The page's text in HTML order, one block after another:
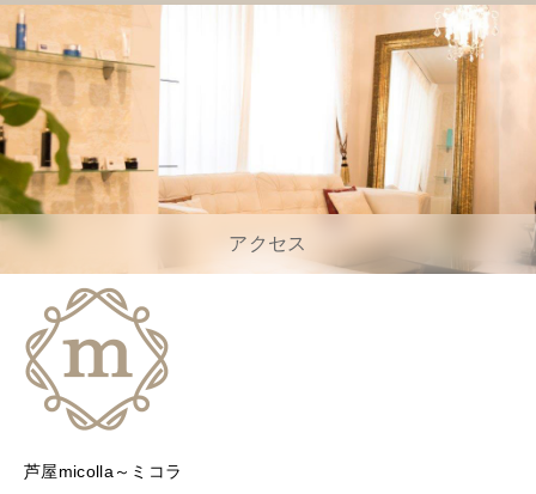
アクセス
芦屋micolla～ミコラ